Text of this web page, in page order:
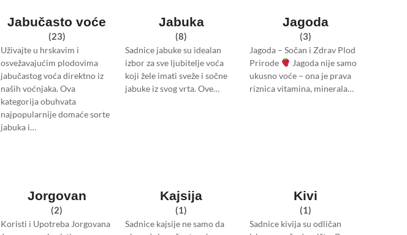
Jabučasto voće
(23)
Uživajte u hrskavim i
osvežavajućim plodovima
jabučastog voća direktno iz
naših voćnjaka. Ova
kategorija obuhvata
najpopularnije domaće sorte
jabuka i…
Jabuka
(8)
Sadnice jabuke su idealan
izbor za sve ljubitelje voća
koji žele imati sveže i sočne
jabuke iz svog vrta. Ove…
Jagoda
(3)
Jagoda – Sočan i Zdrav Plod
Prirode
Jagoda nije samo
ukusno voće – ona je prava
riznica vitamina, minerala…
Jorgovan
(2)
Koristi i Upotreba Jorgovana
Kajsija
(1)
Sadnice kajsije ne samo da
Kivi
(1)
Sadnice kivija su odličan